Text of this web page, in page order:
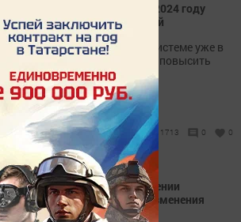
Средний размер пенсий к 2024 году
вырастет до 20 тыс. рублей
Изменения в пенсионной системе уже в
следующем году позволят повысить
пенсии на 7 процентов.
1713 0 0
Владимир Путин о повышении
пенсионного возраста: «Изменения
были неизбежны»